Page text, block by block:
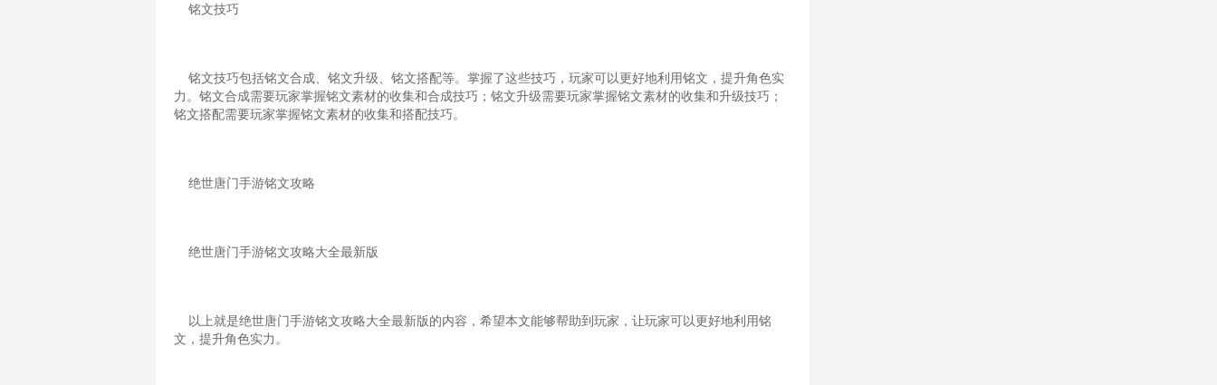
铭文技巧
铭文技巧包括铭文合成、铭文升级、铭文搭配等。掌握了这些技巧，玩家可以更好地利用铭文，提升角色实
力。铭文合成需要玩家掌握铭文素材的收集和合成技巧；铭文升级需要玩家掌握铭文素材的收集和升级技巧；
铭文搭配需要玩家掌握铭文素材的收集和搭配技巧。
绝世唐门手游铭文攻略
绝世唐门手游铭文攻略大全最新版
以上就是绝世唐门手游铭文攻略大全最新版的内容，希望本文能够帮助到玩家，让玩家可以更好地利用铭
文，提升角色实力。